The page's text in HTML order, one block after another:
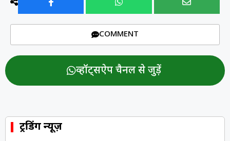
COMMENT
व्हॉट्सऐप चैनल से जुड़ें
ट्रेंडिंग न्यूज़